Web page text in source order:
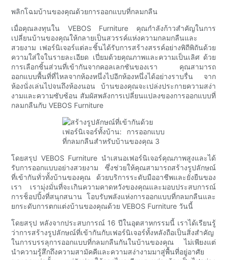
พลิกโฉมบ้านของคุณด้วยการออกแบบที่กลมกลืน
เมื่อคุณลงทุนใน VEBOS Furniture คุณกำลังก้าวสำคัญในการ
เปลี่ยนบ้านของคุณให้กลายเป็นสวรรค์แห่งความกลมกลืนและ
สวยงาม เฟอร์นิเจอร์แต่ละชิ้นได้รับการสร้างสรรค์อย่างพิถีพิถันด้วย
ความใส่ใจในรายละเอียด เปี่ยมด้วยคุณภาพและความเป็นเลิศ ด้วย
การเลือกชิ้นส่วนที่เข้ากันจากคอลเลกชันของเรา คุณสามารถ
ออกแบบพื้นที่ที่ไหลจากห้องหนึ่งไปอีกห้องหนึ่งได้อย่างราบรื่น จาก
ห้องนั่งเล่นไปจนถึงห้องนอน บ้านของคุณจะเปล่งประกายความสง่า
งามและความซับซ้อน สัมผัสพลังการเปลี่ยนแปลงของการออกแบบที่
กลมกลืนกับ VEBOS Furniture
โดยสรุป VEBOS Furniture นำเสนอเฟอร์นิเจอร์คุณภาพสูงและได้
รับการออกแบบอย่างสวยงาม ซึ่งช่วยให้คุณสามารถสร้างรูปลักษณ์
ที่เข้ากันทั่วทั้งบ้านของคุณ ด้วยบริการระดับมืออาชีพและยั่งยืนของ
เรา เรามุ่งมั่นที่จะเกินความคาดหวังของคุณและมอบประสบการณ์
การช็อปปิ้งที่สนุกสนาน โอบรับพลังแห่งการออกแบบที่กลมกลืนและ
ยกระดับการตกแต่งบ้านของคุณด้วย VEBOS Furniture วันนี้
โดยสรุป หลังจากประสบการณ์ 16 ปีในอุตสาหกรรมนี้ เราได้เรียนรู้
ว่าการสร้างรูปลักษณ์ที่เข้ากันกับเฟอร์นิเจอร์ทั้งหลังถือเป็นสิ่งสำคัญ
ในการบรรลุการออกแบบที่กลมกลืนกันในบ้านของคุณ ไม่เพียงแต่
นำความรู้สึกถึงความสามัคคีและความสง่างามมาสู่พื้นที่อยู่อาศัย